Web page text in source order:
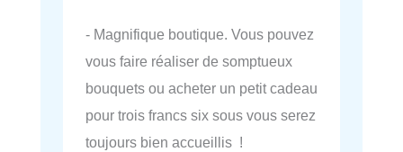
- Magnifique boutique. Vous pouvez
vous faire réaliser de somptueux
bouquets ou acheter un petit cadeau
pour trois francs six sous vous serez
toujours bien accueillis !